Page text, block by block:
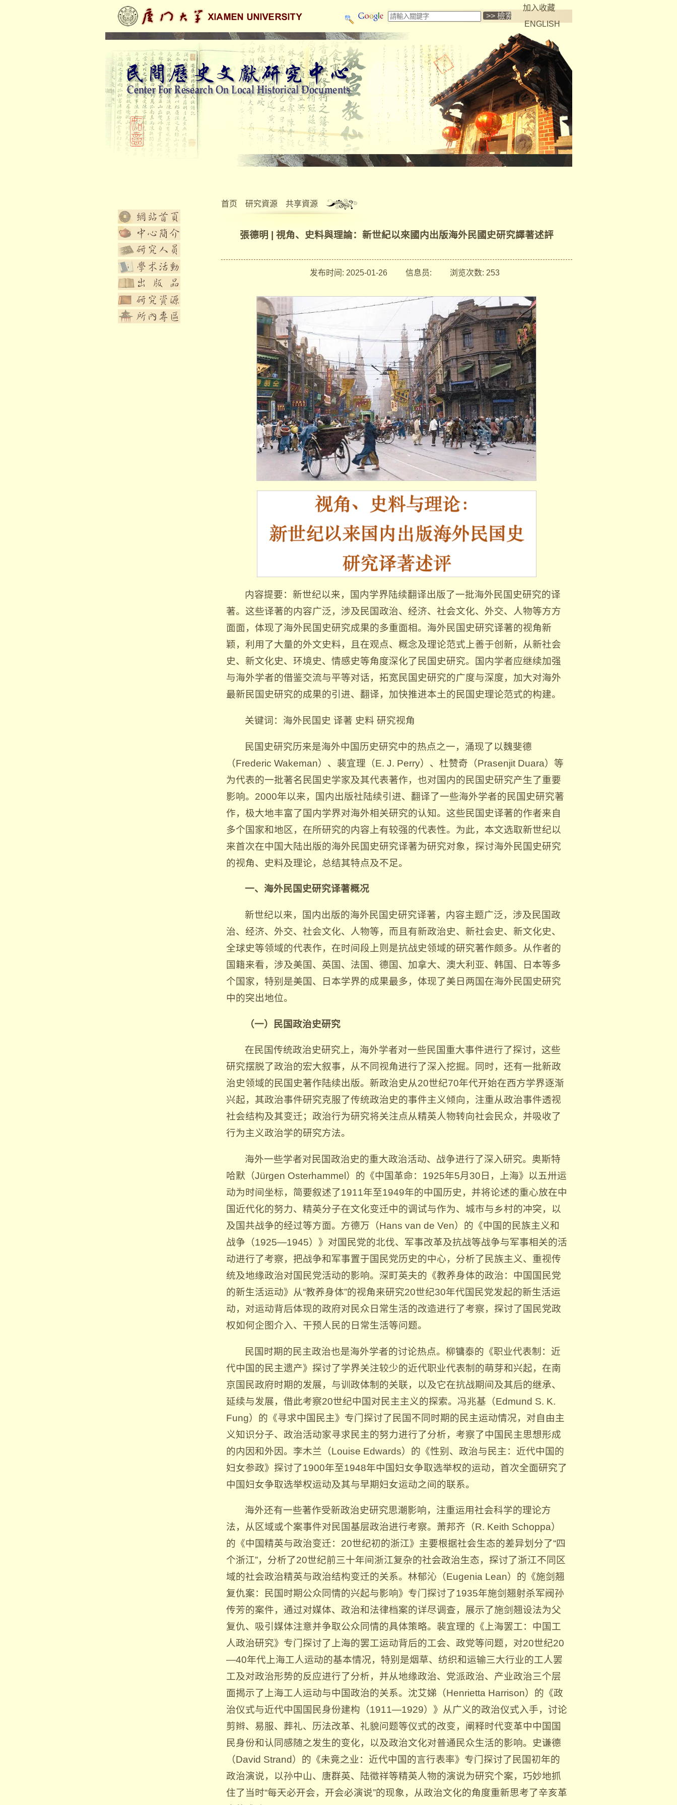
加入收藏
ENGLISH
首页 研究資源 共享資源
張德明 | 視角、史料與理論：新世紀以來國内出版海外民國史研究譯著述評
发布时间: 2025-01-26 信息员: 浏览次数: 253
内容提要：新世纪以来，国内学界陆续翻译出版了一批海外民国史研究的译
著。这些译著的内容广泛，涉及民国政治、经济、社会文化、外交、人物等方方
面面，体现了海外民国史研究成果的多重面相。海外民国史研究译著的视角新
颖，利用了大量的外文史料，且在观点、概念及理论范式上善于创新，从新社会
史、新文化史、环境史、情感史等角度深化了民国史研究。国内学者应继续加强
与海外学者的借鉴交流与平等对话，拓宽民国史研究的广度与深度，加大对海外
最新民国史研究的成果的引进、翻译，加快推进本土的民国史理论范式的构建。
关键词：海外民国史 译著 史料 研究视角
民国史研究历来是海外中国历史研究中的热点之一，涌现了以魏斐德
（Frederic Wakeman）、裴宜理（E. J. Perry）、杜赞奇（Prasenjit Duara）等
为代表的一批著名民国史学家及其代表著作，也对国内的民国史研究产生了重要
影响。2000年以来，国内出版社陆续引进、翻译了一些海外学者的民国史研究著
作，极大地丰富了国内学界对海外相关研究的认知。这些民国史译著的作者来自
多个国家和地区，在所研究的内容上有较强的代表性。为此，本文选取新世纪以
来首次在中国大陆出版的海外民国史研究译著为研究对象，探讨海外民国史研究
的视角、史料及理论，总结其特点及不足。
一、海外民国史研究译著概况
新世纪以来，国内出版的海外民国史研究译著，内容主题广泛，涉及民国政
治、经济、外交、社会文化、人物等，而且有新政治史、新社会史、新文化史、
全球史等领域的代表作，在时间段上则是抗战史领域的研究著作颇多。从作者的
国籍来看，涉及美国、英国、法国、德国、加拿大、澳大利亚、韩国、日本等多
个国家，特别是美国、日本学界的成果最多，体现了美日两国在海外民国史研究
中的突出地位。
（一）民国政治史研究
在民国传统政治史研究上，海外学者对一些民国重大事件进行了探讨，这些
研究摆脱了政治的宏大叙事，从不同视角进行了深入挖掘。同时，还有一批新政
治史领域的民国史著作陆续出版。新政治史从20世纪70年代开始在西方学界逐渐
兴起，其政治事件研究克服了传统政治史的事件主义倾向，注重从政治事件透视
社会结构及其变迁；政治行为研究将关注点从精英人物转向社会民众，并吸收了
行为主义政治学的研究方法。
海外一些学者对民国政治史的重大政治活动、战争进行了深入研究。奥斯特
哈默（Jürgen Osterhammel）的《中国革命：1925年5月30日，上海》以五卅运
动为时间坐标，简要叙述了1911年至1949年的中国历史，并将论述的重心放在中
国近代化的努力、精英分子在文化变迁中的调试与作为、城市与乡村的冲突，以
及国共战争的经过等方面。方德万（Hans van de Ven）的《中国的民族主义和
战争（1925—1945）》对国民党的北伐、军事改革及抗战等战争与军事相关的活
动进行了考察，把战争和军事置于国民党历史的中心，分析了民族主义、重视传
统及地缘政治对国民党活动的影响。深町英夫的《教养身体的政治：中国国民党
的新生活运动》从“教养身体”的视角来研究20世纪30年代国民党发起的新生活运
动，对运动背后体现的政府对民众日常生活的改造进行了考察，探讨了国民党政
权如何企图介入、干预人民的日常生活等问题。
民国时期的民主政治也是海外学者的讨论热点。柳镛泰的《职业代表制：近
代中国的民主遗产》探讨了学界关注较少的近代职业代表制的萌芽和兴起，在南
京国民政府时期的发展，与训政体制的关联，以及它在抗战期间及其后的继承、
延续与发展，借此考察20世纪中国对民主主义的探索。冯兆基（Edmund S. K.
Fung）的《寻求中国民主》专门探讨了民国不同时期的民主运动情况，对自由主
义知识分子、政治活动家寻求民主的努力进行了分析，考察了中国民主思想形成
的内因和外因。李木兰（Louise Edwards）的《性别、政治与民主：近代中国的
妇女参政》探讨了1900年至1948年中国妇女争取选举权的运动，首次全面研究了
中国妇女争取选举权运动及其与早期妇女运动之间的联系。
海外还有一些著作受新政治史研究思潮影响，注重运用社会科学的理论方
法，从区域或个案事件对民国基层政治进行考察。萧邦齐（R. Keith Schoppa）
的《中国精英与政治变迁：20世纪初的浙江》主要根据社会生态的差异划分了“四
个浙江”，分析了20世纪前三十年间浙江复杂的社会政治生态，探讨了浙江不同区
域的社会政治精英与政治结构变迁的关系。林郁沁（Eugenia Lean）的《施剑翘
复仇案：民国时期公众同情的兴起与影响》专门探讨了1935年施剑翘射杀军阀孙
传芳的案件，通过对媒体、政治和法律档案的详尽调查，展示了施剑翘设法为父
复仇、吸引媒体注意并争取公众同情的具体策略。裴宜理的《上海罢工：中国工
人政治研究》专门探讨了上海的罢工运动背后的工会、政党等问题，对20世纪20
—40年代上海工人运动的基本情况，特别是烟草、纺织和运输三大行业的工人罢
工及对政治形势的反应进行了分析，并从地缘政治、党派政治、产业政治三个层
面揭示了上海工人运动与中国政治的关系。沈艾娣（Henrietta Harrison）的《政
治仪式与近代中国国民身份建构（1911—1929）》从广义的政治仪式入手，讨论
剪辫、易服、葬礼、历法改革、礼貌问题等仪式的改变，阐释时代变革中中国国
民身份和认同感随之发生的变化，以及政治文化对普通民众生活的影响。史谦德
（David Strand）的《未竟之业：近代中国的言行表率》专门探讨了民国初年的
政治演说，以孙中山、唐群英、陆徵祥等精英人物的演说为研究个案，巧妙地抓
住了当时“每天必开会，开会必演说”的现象，从政治文化的角度重新思考了辛亥革